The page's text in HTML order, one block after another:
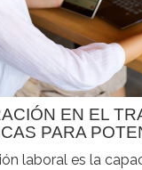
EN EL
PARA
laboral es la